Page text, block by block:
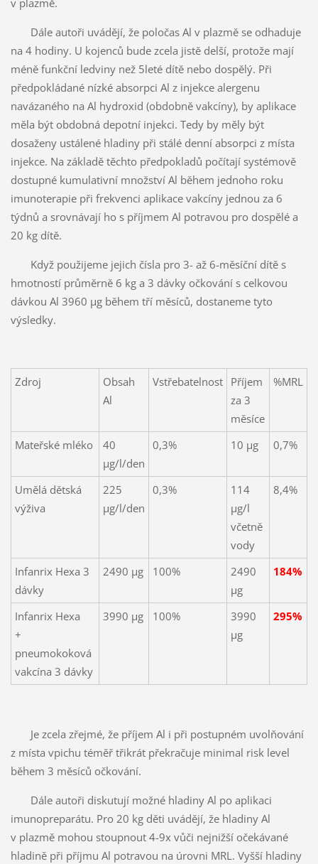
Dále autoři uvádějí, že poločas Al v plazmě se odhaduje
na 4 hodiny. U kojenců bude zcela jistě delší, protože mají
méně funkční ledviny než 5leté dítě nebo dospělý. Při
předpokládané nízké absorpci Al z injekce alergenu
navázaného na Al hydroxid (obdobně vakcíny), by aplikace
měla být obdobná depotní injekci. Tedy by měly být
dosaženy ustálené hladiny při stálé denní absorpci z místa
injekce. Na základě těchto předpokladů počítají systémově
dostupné kumulativní množství Al během jednoho roku
imunoterapie při frekvenci aplikace vakcíny jednou za 6
týdnů a srovnávají ho s příjmem Al potravou pro dospělé a
20 kg dítě.
Když použijeme jejich čísla pro 3- až 6-měsíční dítě s
hmotností průměrně 6 kg a 3 dávky očkování s celkovou
dávkou Al 3960 µg během tří měsíců, dostaneme tyto
výsledky.
Zdroj
Obsah
Al
Vstřebatelnost
Příjem
za 3
měsíce
%MRL
Mateřské mléko
40
µg/l/den
0,3% 10 µg 0,7%
Umělá dětská
výživa
225
µg/l/den
0,3%
114
µg/l
včetně
vody
8,4%
Infanrix Hexa 3
dávky
2490 µg 100%
2490
µg
184%
Infanrix Hexa
+
pneumokoková
vakcína 3 dávky
3990 µg 100%
3990
µg
295%
Je zcela zřejmé, že příjem Al i při postupném uvolňování
z místa vpichu téměř třikrát překračuje minimal risk level
během 3 měsíců očkování.
Dále autoři diskutují možné hladiny Al po aplikaci
imunopreparátu. Pro 20 kg děti uvádějí, že hladiny Al
v plazmě mohou stoupnout 4-9x vůči nejnižší očekávané
hladině při příjmu Al potravou na úrovni MRL. Vyšší hladiny